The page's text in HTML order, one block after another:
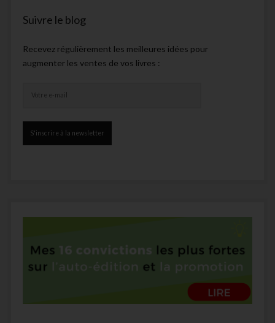
Suivre le blog
Recevez régulièrement les meilleures idées pour
augmenter les ventes de vos livres :